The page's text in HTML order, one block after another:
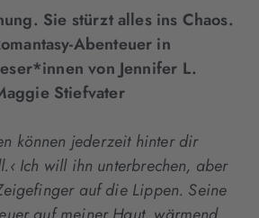
Sie stürzt alles ins Chaos.
Abenteuer in
von Jennifer L.
Stiefvater
können jederzeit hinter dir
Ich will ihn unterbrechen, aber
auf die Lippen. Seine